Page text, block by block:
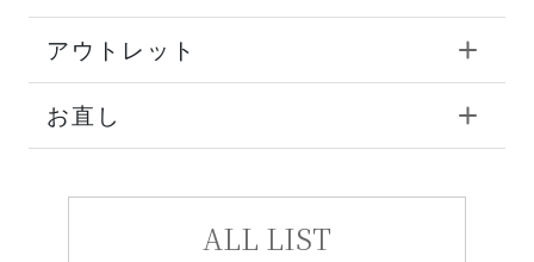
アウトレット
お直し
ALL LIST